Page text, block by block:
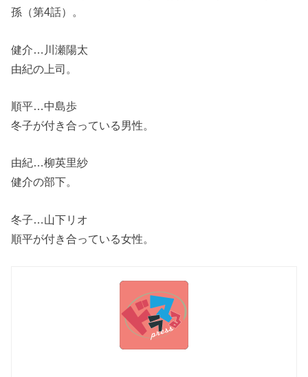
孫（第4話）。
健介…川瀬陽太
由紀の上司。
順平…中島歩
冬子が付き合っている男性。
由紀…柳英里紗
健介の部下。
冬子…山下リオ
順平が付き合っている女性。